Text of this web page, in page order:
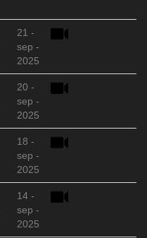
21 -
sep -
2025
20 -
sep -
2025
18 -
sep -
2025
14 -
sep -
2025